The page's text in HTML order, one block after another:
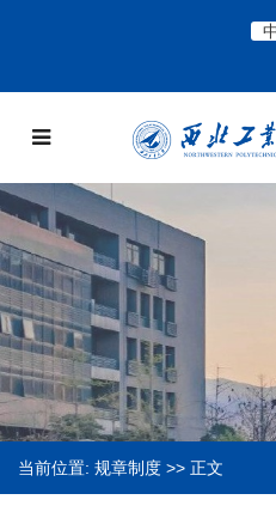
当前位置: 规章制度 >> 正文